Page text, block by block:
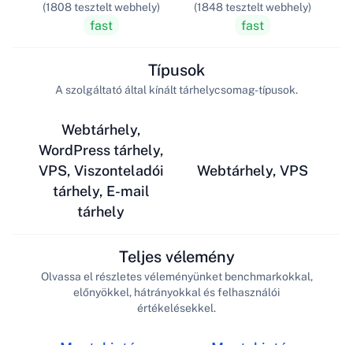
(1808 tesztelt webhely)
fast
(1848 tesztelt webhely)
fast
Webtárhely,
WordPress tárhely,
VPS, Viszonteladói
tárhely, E-mail
tárhely
Típusok
A szolgáltató által kínált tárhelycsomag-típusok.
Webtárhely, VPS
Teljes vélemény
Olvassa el részletes véleményünket benchmarkokkal,
előnyökkel, hátrányokkal és felhasználói
értékelésekkel.